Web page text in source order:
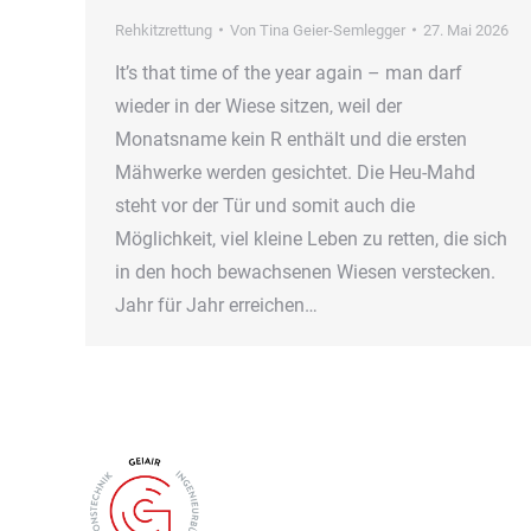
Rehkitzrettung Von Tina Geier-Semlegger 27. Mai 2026
It’s that time of the year again – man darf
wieder in der Wiese sitzen, weil der
Monatsname kein R enthält und die ersten
Mähwerke werden gesichtet. Die Heu-Mahd
steht vor der Tür und somit auch die
Möglichkeit, viel kleine Leben zu retten, die sich
in den hoch bewachsenen Wiesen verstecken.
Jahr für Jahr erreichen…